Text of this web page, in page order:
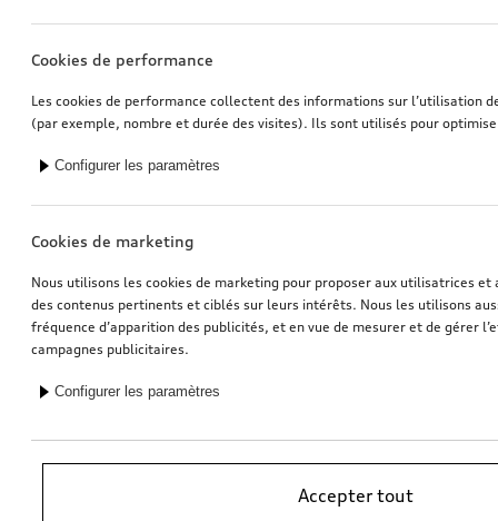
Import SA. TVA en vigueur incluse. Les prix affichés chez le partenaire
Cookies de performance
Les cookies de performance collectent des informations sur l’utilisation
(par exemple, nombre et durée des visites). Ils sont utilisés pour
Configurer les paramètres
Cookies de marketing
Nous utilisons les cookies de marketing pour proposer aux utilisatrices et
des contenus pertinents et ciblés sur leurs intérêts. Nous les utilisons
fréquence d’apparition des publicités, et en vue de mesurer et de gérer
campagnes publicitaires.
Configurer les paramètres
Accepter tout